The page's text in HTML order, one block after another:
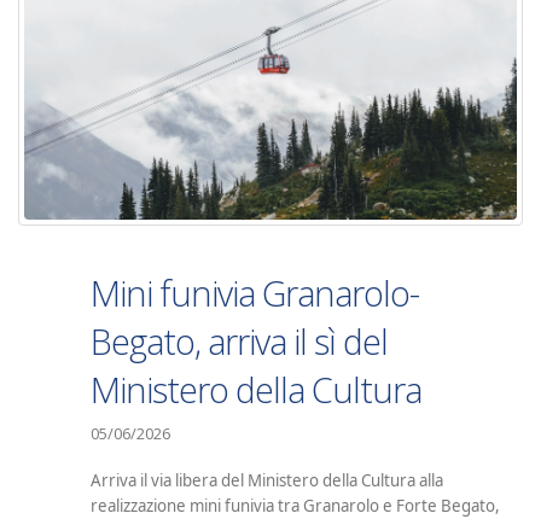
Mini funivia Granarolo-
Begato, arriva il sì del
Ministero della Cultura
05/06/2026
Arriva il via libera del Ministero della Cultura alla
realizzazione mini funivia tra Granarolo e Forte Begato,